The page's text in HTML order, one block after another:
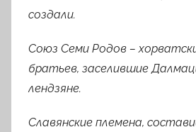
создали.
Союз Семи Родов –
братьев, заселившие
лендзяне.
Славянские племена,